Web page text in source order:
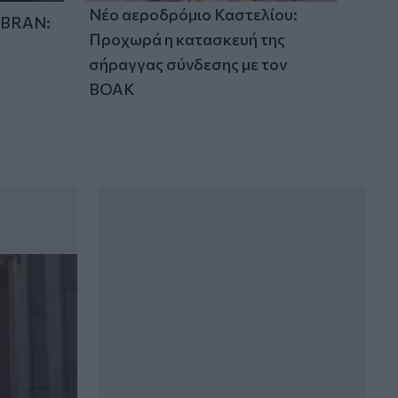
Νέο αεροδρόμιο Καστελίου:
Προχωρά η κατασκευή της
σήραγγας σύνδεσης με τον
ΒΟΑΚ